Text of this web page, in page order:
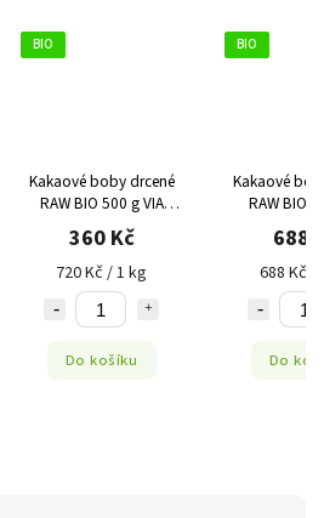
BIO
Kakaové boby drcené
RAW BIO 500 g VIA
NATURAE
360 Kč
720 Kč / 1 kg
Do košíku
BIO
Kakaové
RAW BIO 1
688
688 Kč /
Do